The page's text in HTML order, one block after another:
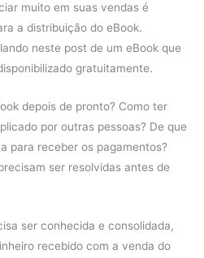
muito em suas vendas é
a distribuição do eBook.
neste post de um eBook que
gratuitamente.
depois de pronto? Como ter
por outras pessoas? De que
para receber os pagamentos?
ser resolvidas antes de
ser conhecida e consolidada,
recebido com a venda do